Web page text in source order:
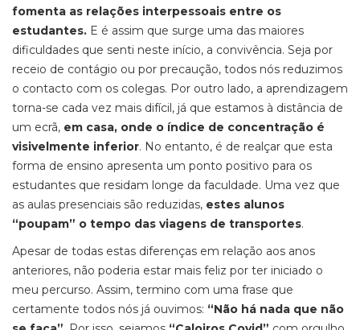
fomenta as relações interpessoais entre os
estudantes. E é assim que surge uma das maiores
dificuldades que senti neste início, a convivência. Seja por
receio de contágio ou por precaução, todos nós reduzimos
o contacto com os colegas. Por outro lado, a aprendizagem
torna-se cada vez mais difícil, já que estamos à distância de
um ecrã, em casa, onde o índice de concentração é
visivelmente inferior. No entanto, é de realçar que esta
forma de ensino apresenta um ponto positivo para os
estudantes que residam longe da faculdade. Uma vez que
as aulas presenciais são reduzidas, estes alunos
“poupam” o tempo das viagens de transportes.
Apesar de todas estas diferenças em relação aos anos
anteriores, não poderia estar mais feliz por ter iniciado o
meu percurso. Assim, termino com uma frase que
certamente todos nós já ouvimos: “Não há nada que não